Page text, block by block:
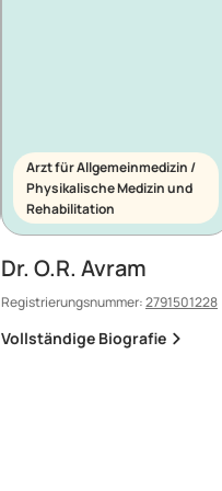
Arzt für Allgemeinmedizin /
Physikalische Medizin und
Rehabilitation
Dr. O.R. Avram
Registrierungsnummer:2791501228
Vollständige Biografie